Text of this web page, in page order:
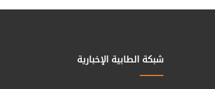
شبكة الطابية الإخبارية